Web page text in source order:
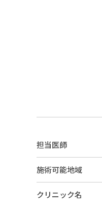
担当医師
施術可能地域
クリニック名